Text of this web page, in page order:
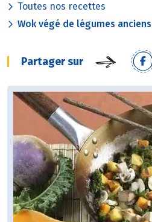
Toutes nos recettes
Wok végé de légumes anciens
Partager sur